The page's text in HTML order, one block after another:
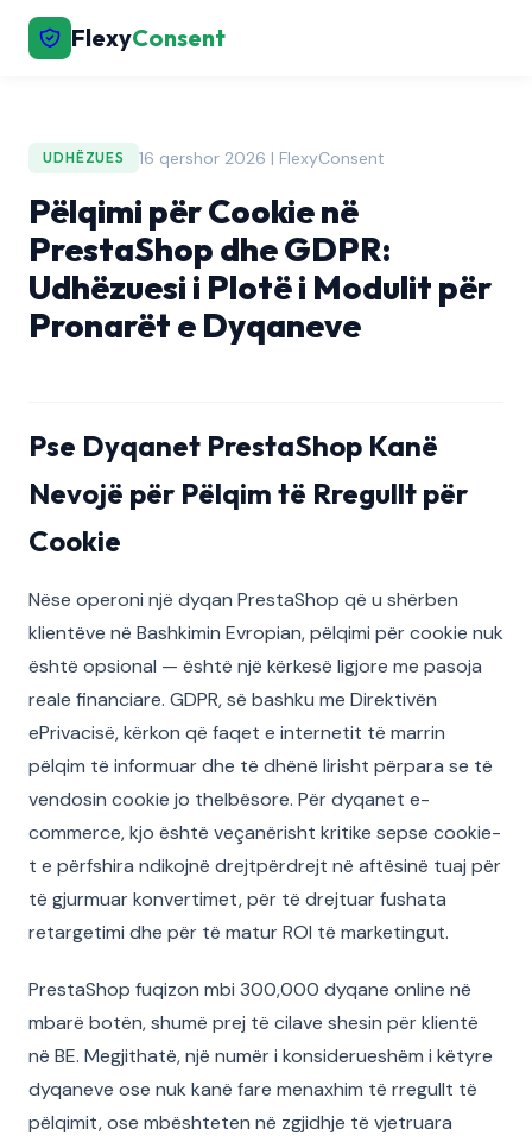
FlexyConsent
UDHËZUES 16 qershor 2026 | FlexyConsent
Pëlqimi për Cookie në
PrestaShop dhe GDPR:
Udhëzuesi i Plotë i Modulit për
Pronarët e Dyqaneve
Pse Dyqanet PrestaShop Kanë
Nevojë për Pëlqim të Rregullt për
Cookie
Nëse operoni një dyqan PrestaShop që u shërben
klientëve në Bashkimin Evropian, pëlqimi për cookie nuk
është opsional — është një kërkesë ligjore me pasoja
reale financiare. GDPR, së bashku me Direktivën
ePrivacisë, kërkon që faqet e internetit të marrin
pëlqim të informuar dhe të dhënë lirisht përpara se të
vendosin cookie jo thelbësore. Për dyqanet e-
commerce, kjo është veçanërisht kritike sepse cookie-
t e përfshira ndikojnë drejtpërdrejt në aftësinë tuaj për
të gjurmuar konvertimet, për të drejtuar fushata
retargetimi dhe për të matur ROI të marketingut.
PrestaShop fuqizon mbi 300,000 dyqane online në
mbarë botën, shumë prej të cilave shesin për klientë
në BE. Megjithatë, një numër i konsiderueshëm i këtyre
dyqaneve ose nuk kanë fare menaxhim të rregullt të
pëlqimit, ose mbështeten në zgjidhje të vjetruara